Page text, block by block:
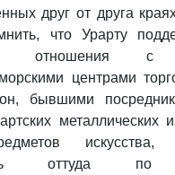
друг от друга
что Урарту
отношения с
центрами
бывшими
металлических
искусства,
оттуда по